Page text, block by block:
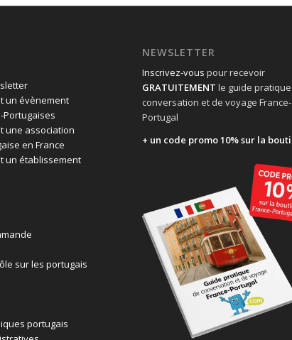
un évènement
Portugaises
une association
en France
un établissement
sur les portugais
portugais
NEWSLETTER
Inscrivez-vous pour recevoir
GRATUITEMENT le guide
conversation et de voyage France-
Portugal
+ un code promo 10% sur la